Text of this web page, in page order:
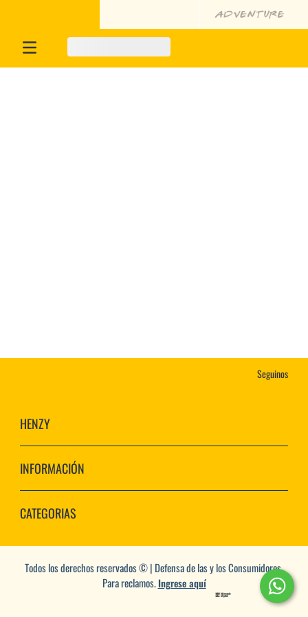
Seguinos
HENZY
INFORMACIÓN
CATEGORIAS
Todos los derechos reservados © | Defensa de las y los Consumidores.
Para reclamos.Ingrese aquí